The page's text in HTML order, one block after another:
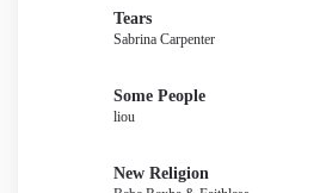
Tears
Sabrina Carpenter
Some People
liou
New Religion